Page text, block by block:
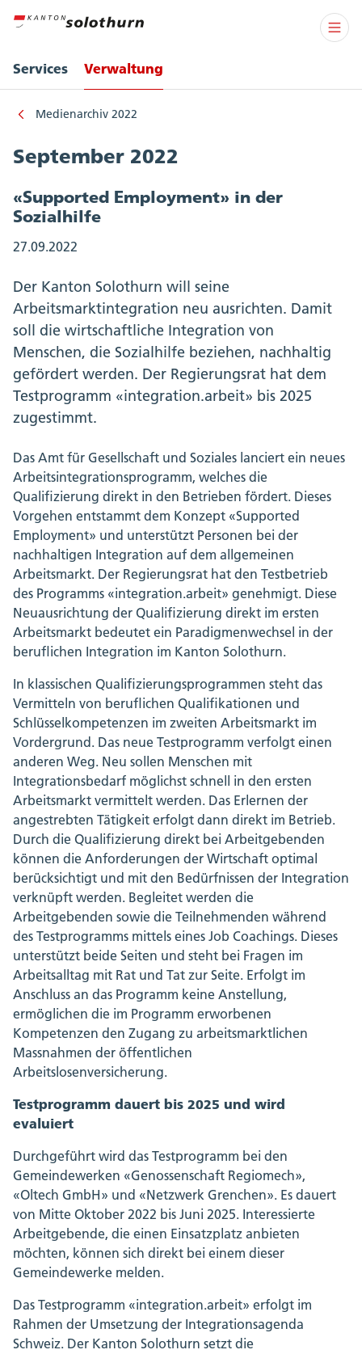
Services Verwaltung
Medienarchiv 2022
September 2022
«Supported Employment» in der
Sozialhilfe
27.09.2022
Der Kanton Solothurn will seine
Arbeitsmarktintegration neu ausrichten. Damit
soll die wirtschaftliche Integration von
Menschen, die Sozialhilfe beziehen, nachhaltig
gefördert werden. Der Regierungsrat hat dem
Testprogramm «integration.arbeit» bis 2025
zugestimmt.
Das Amt für Gesellschaft und Soziales lanciert ein neues
Arbeitsintegrationsprogramm, welches die
Qualifizierung direkt in den Betrieben fördert. Dieses
Vorgehen entstammt dem Konzept «Supported
Employment» und unterstützt Personen bei der
nachhaltigen Integration auf dem allgemeinen
Arbeitsmarkt. Der Regierungsrat hat den Testbetrieb
des Programms «integration.arbeit» genehmigt. Diese
Neuausrichtung der Qualifizierung direkt im ersten
Arbeitsmarkt bedeutet ein Paradigmenwechsel in der
beruflichen Integration im Kanton Solothurn.
In klassischen Qualifizierungsprogrammen steht das
Vermitteln von beruflichen Qualifikationen und
Schlüsselkompetenzen im zweiten Arbeitsmarkt im
Vordergrund. Das neue Testprogramm verfolgt einen
anderen Weg. Neu sollen Menschen mit
Integrationsbedarf möglichst schnell in den ersten
Arbeitsmarkt vermittelt werden. Das Erlernen der
angestrebten Tätigkeit erfolgt dann direkt im Betrieb.
Durch die Qualifizierung direkt bei Arbeitgebenden
können die Anforderungen der Wirtschaft optimal
berücksichtigt und mit den Bedürfnissen der Integration
verknüpft werden. Begleitet werden die
Arbeitgebenden sowie die Teilnehmenden während
des Testprogramms mittels eines Job Coachings. Dieses
unterstützt beide Seiten und steht bei Fragen im
Arbeitsalltag mit Rat und Tat zur Seite. Erfolgt im
Anschluss an das Programm keine Anstellung,
ermöglichen die im Programm erworbenen
Kompetenzen den Zugang zu arbeitsmarktlichen
Massnahmen der öffentlichen
Arbeitslosenversicherung.
Testprogramm dauert bis 2025 und wird
evaluiert
Durchgeführt wird das Testprogramm bei den
Gemeindewerken «Genossenschaft Regiomech»,
«Oltech GmbH» und «Netzwerk Grenchen». Es dauert
von Mitte Oktober 2022 bis Juni 2025. Interessierte
Arbeitgebende, die einen Einsatzplatz anbieten
möchten, können sich direkt bei einem dieser
Gemeindewerke melden.
Das Testprogramm «integration.arbeit» erfolgt im
Rahmen der Umsetzung der Integrationsagenda
Schweiz. Der Kanton Solothurn setzt die